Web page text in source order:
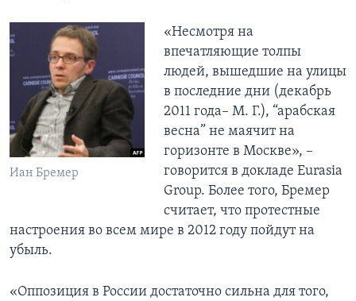
Иан Бремер
«Несмотря на
впечатляющие толпы
людей, вышедшие на улицы
в последние дни (декабрь
2011 года– М. Г.), “арабская
весна” не маячит на
горизонте в Москве», –
говорится в докладе Eurasia
Group. Более того, Бремер
считает, что протестные
настроения во всем мире в 2012 году пойдут на
убыль.
«Оппозиция в России достаточно сильна для того,